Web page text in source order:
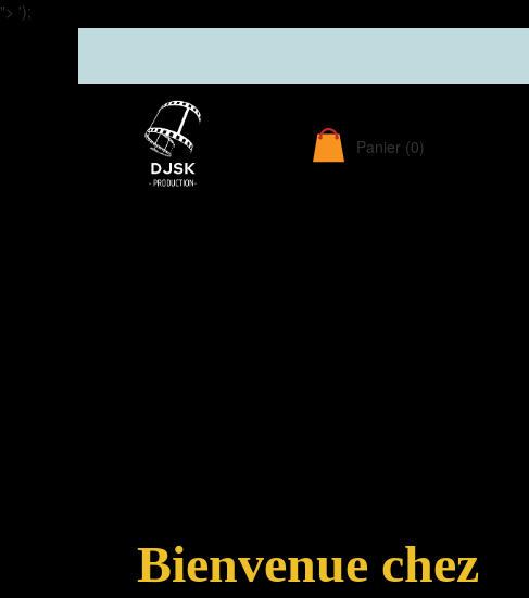
"> ');
Panier (0)
Bienvenue chez